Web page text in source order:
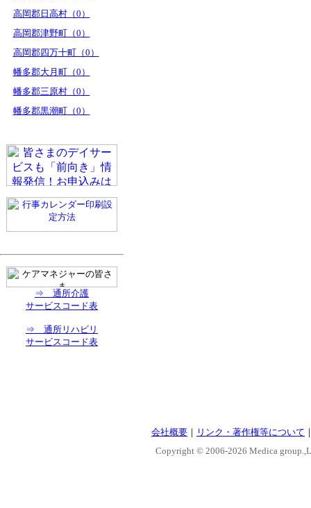
高岡郡日高村（0）
高岡郡津野町（0）
高岡郡四万十町（0）
幡多郡大月町（0）
幡多郡三原村（0）
幡多郡黒潮町（0）
⇒ 通所介護
サービスコード表
⇒ 通所リハビリ
サービスコード表
会社概要 ｜ リンク・著作権等について
Copyright © 2006-2026 Medica